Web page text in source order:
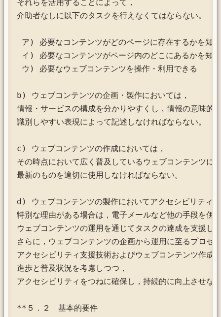
それらを活用することによって，
介助者なしに以下のタスクを行えなくてはならない。
ア) 必要なコンテンツがどのページに存在するかを知
イ) 必要なコンテンツがページ内のどこにあるかを知
ウ) 必要なウェブコンテンツを操作・利用できる
b) ウェブコンテンツの企画・製作においては，
情報・サービスの構成を分かりやすくし，情報の意味的
識別しやすい表現によって記述しなければならない。
c) ウェブコンテンツの作成においては，
その時点において広く普及しているウェブコンテンツに
最新のものを適切に使用しなければならない。
d) ウェブコンテンツの製作においてアクセシビリティ
特別な理由がある場合は，電子メールなど他の手段を併
ウェブコンテンツの運用を通じてタスクの達成を支援し
さらに，ウェブコンテンツの企画から運用に至るプロセ
アクセシビリティ支援技術およびウェブコンテンツ作成
進歩と普及状況を考慮しつつ，
アクセシビリティをつねに確保し，持続的に向上させな
**５．２　基本的要件